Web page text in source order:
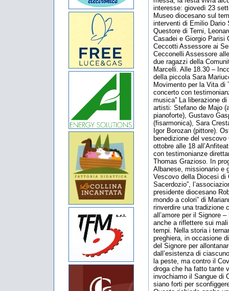
interesse: giovedì 23
Museo diocesano sul
interventi di Emilio Dario
Questore di Terni,
Casadei e Giorgio Parisi
Ceccotti Assessore ai
Cecconelli Assessore
due ragazzi della
Marcelli. Alle 18.30 –
della piccola Sara
Movimento per la Vita di
concerto con
musica” La liberazione
artisti: Stefano de Majo
pianoforte), Gustavo
(fisarmonica), Sara
Igor Borozan (pittore).
benedizione del
ottobre alle 18
con testimonianze
Thomas Grazioso. In
Albanese, missionario e
Vescovo della Diocesi di
Sacerdozio”,
presidente diocesano
mondo a colori” di
rinverdire una tradizione
all’amore per il Signore
anche a riflettere sui
tempi. Nella storia i
preghiera, in occasione
del Signore per
dall’esistenza di
la peste, ma contro il
droga che ha fatto tante
invochiamo il Sangue di
siano forti per